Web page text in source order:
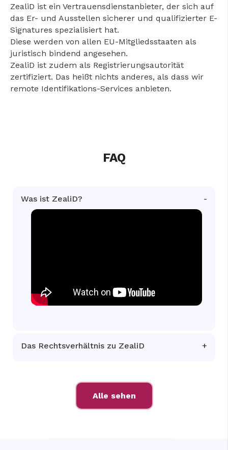
ZealiD ist ein Vertrauensdienstanbieter, der sich auf
das Er- und Ausstellen sicherer und qualifizierter E-
Signatures spezialisiert hat.
Diese werden von allen EU-Mitgliedsstaaten als
juristisch bindend angesehen.
ZealiD ist zudem als Registrierungsautorität
zertifiziert. Das heißt nichts anderes, als dass wir
remote Identifikations-Services anbieten.
FAQ
Was ist ZealiD?
Das Rechtsverhältnis zu ZealiD
Alle sehen